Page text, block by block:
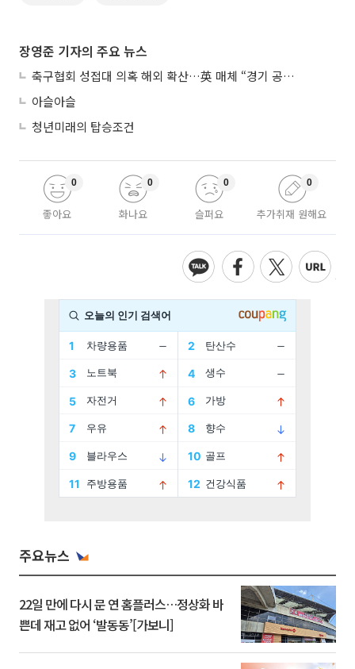
장영준 기자의 주요 뉴스
축구협회 성접대 의혹 해외 확산…英 매체 “경기 공정성 의문”
아슬아슬
청년미래의 탑승조건
좋아요
0
화나요
0
슬퍼요
0
추가취재 원해요
0
주요뉴스
22일 만에 다시 문 연 홈플러스…정상화 바
쁜데 재고 없어 ‘발동동’[가보니]